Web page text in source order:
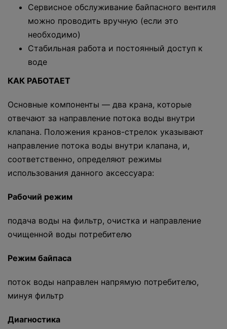
Сервисное обслуживание байпасного вентиля
можно проводить вручную (если это
необходимо)
Стабильная работа и постоянный доступ к
воде
КАК РАБОТАЕТ
Основные компоненты — два крана, которые
отвечают за направление потока воды внутри
клапана. Положения кранов-стрелок указывают
направление потока воды внутри клапана, и,
соответственно, определяют режимы
использования данного аксессуара:
Рабочий режим
подача воды на фильтр, очистка и направление
очищенной воды потребителю
Режим байпаса
поток воды направлен напрямую потребителю,
минуя фильтр
Диагностика